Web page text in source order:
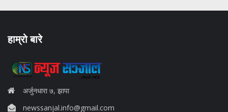
हाम्रो बारे
अर्जुनधारा ७, झापा
newssanjal.info@gmail.com